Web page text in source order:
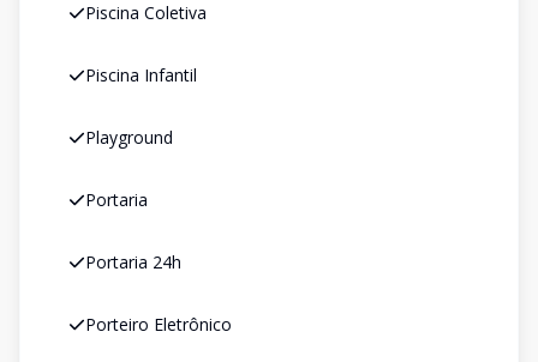
Piscina Coletiva
Piscina Infantil
Playground
Portaria
Portaria 24h
Porteiro Eletrônico